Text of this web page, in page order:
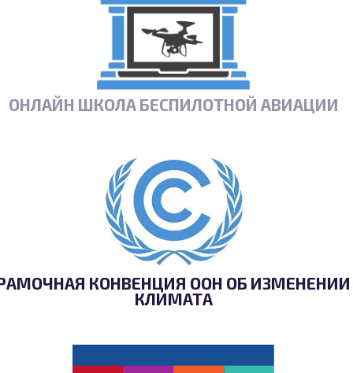
ОНЛАЙН ШКОЛА БЕСПИЛОТНОЙ АВИАЦИИ
КОНВЕНЦИЯ ООН ОБ ИЗМЕНЕНИИ
КЛИМАТА